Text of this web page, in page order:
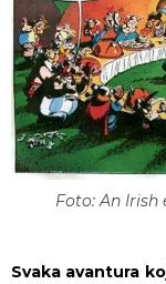
Foto: An Irish
Svaka avantura